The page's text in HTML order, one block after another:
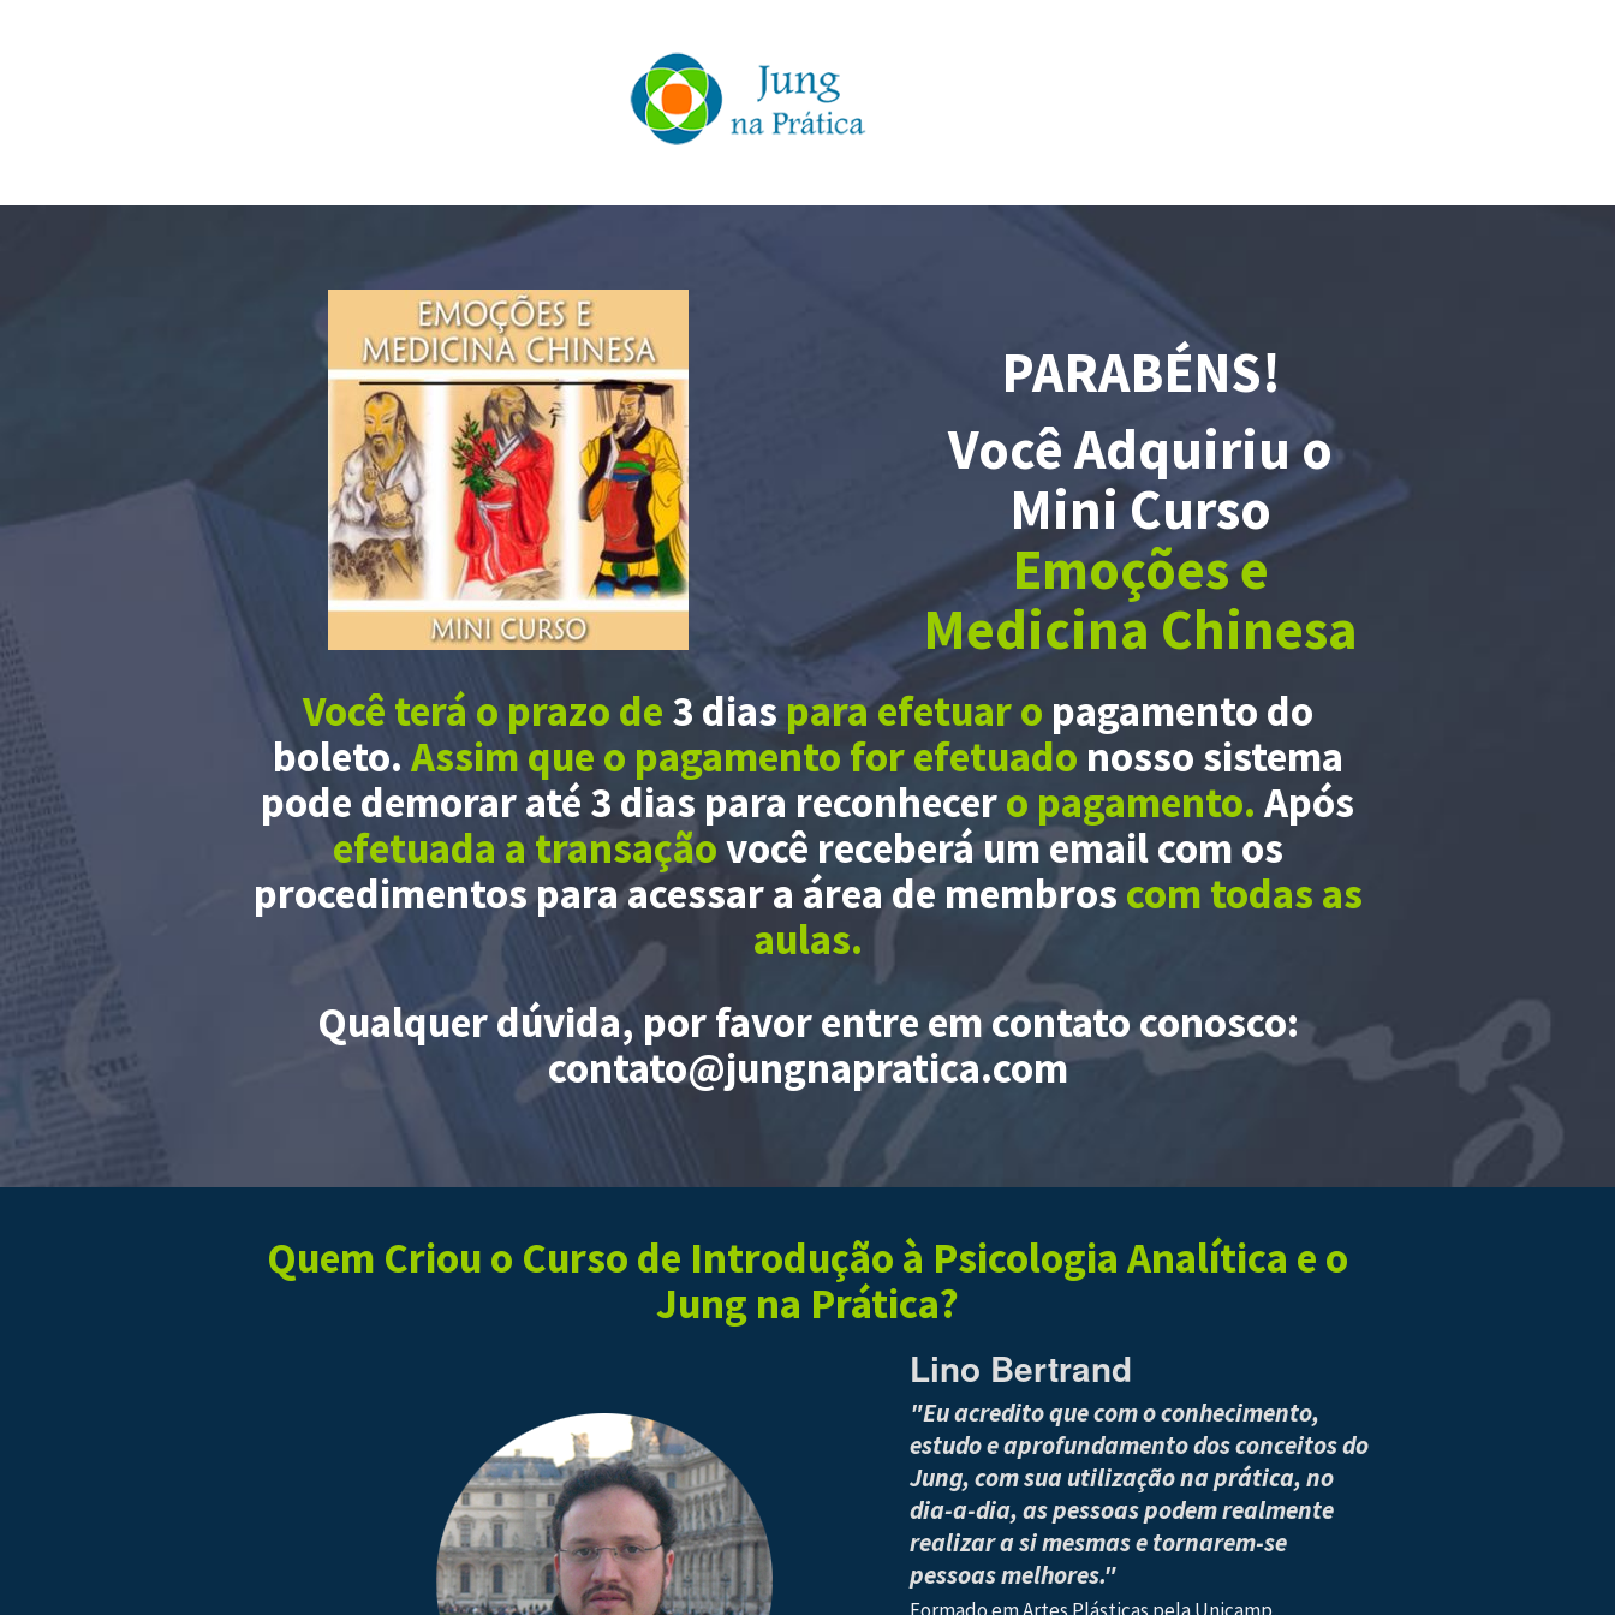
PARABÉNS!
Você Adquiriu o
Mini Curso
Emoções e
Medicina Chinesa
Você terá o prazo de 3 diaspara efetuar o pagamento do
boleto. Assim que o pagamento for efetuado nosso sistema
pode demorar até 3 dias para reconhecero pagamento. Após
efetuada a transaçãovocê receberá um email com os
procedimentos para acessar a área de membros com todas as
aulas.
Qualquer dúvida, por favor entre em contato conosco:
contato@jungnapratica.com
Quem Criou o Curso de Introdução à Psicologia Analítica e o
Jung na Prática?
Lino Bertrand
"Eu acredito que com o conhecimento,
estudo e aprofundamento dos conceitos do
Jung, com sua utilização na prática, no
dia-a-dia, as pessoas podem realmente
realizar a si mesmas e tornarem-se
pessoas melhores."